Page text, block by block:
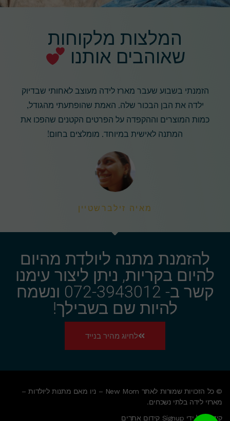
המלצות מלקוחות
שאוהבים אותנו
הזמנתי בשבוע שעבר מארז לידה מעוצב לאחותי שבדיוק
ילדה את הבן הבכור שלה. האמת שהופתעתי מהגודל,
כמות המוצרים וההקפדה על הפרטים הקטנים שהפכו את
המתנה לאישית במיוחד. מומלצים בחום!
מאיה זילברשטיין
להזמנת מתנה ליולדת מהיום
להיום בקריות, ניתן ליצור עימנו
קשר ב- 072-3943012 ונשמח
להיות שם בשבילך!
לחיוג מהיר בנייד
© כל הזכויות שמורות לאתר New Mom – ניו מאם מתנות ליולדות –
מארזי לידה בלתי נשכחים.
קידום על ידי Signup קידום אתרים